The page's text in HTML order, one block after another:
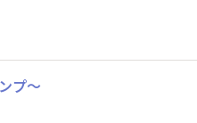
プ～